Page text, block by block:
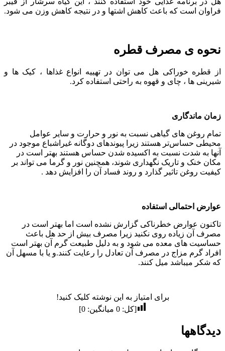
فراوان است که باعث کاهش اشتها و در نتیجه کاهش وزن می شود.
نحوه ی مصرف قطره
از قطره خوراکی هل می توان در تهییه انواع غذاها ، کیک ها و
شیرینی ها ، چای و قهوه به راحتی استفاده کرد.
زمان ماندگاری
تمام روغن های گیاهی نسبت به نور و حرارت و سایر عوامل
محیطی حساس‌تر هستند زیرا پیوندهای دوگانه غیراشباع موجود در
آنها به شدت نسبت به اکسیده شدن حساس هستند بهتر است در
مکان خنک و تاریک نگهداری شوند، همچنین نور و گرما می تواند بر
کیفیت روغن تاثیر گذارد و روند فساد آن را افزایش دهد .
عوارض احتمالی استفاده
تاکنون عوارض خطرناکی گزارش نشده است اما بهتر است در
مصرف آن زیاده روی نکنید زیرا مصرف بیش از حد هل باعث
حساسیت های معده می شود و به دلیل طبیعت گرم آن بهتر است
افراد گرم مزاج در مصرف آن تعادل را رعایت کنند.و یا با مسهل آن
که شکر میباشد میل کنند.
برای امتیاز به این نوشته کلیک کنید!
[کل:0 میانگین:0
]
دیدگاهها